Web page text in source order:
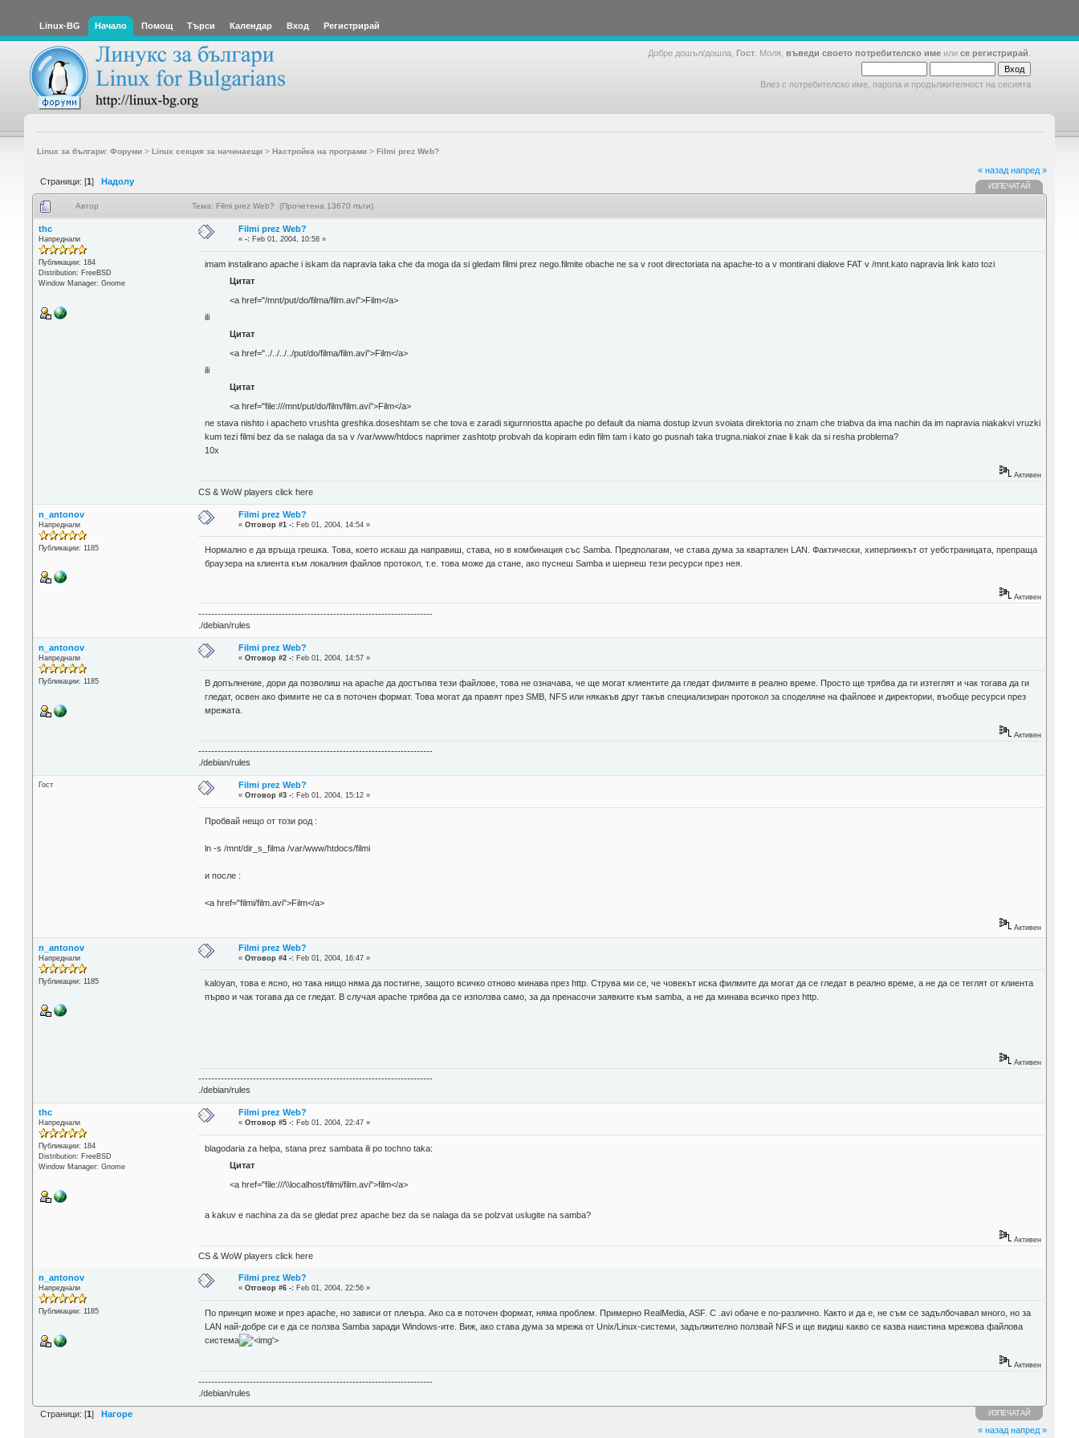
Linux-BG Начало Помощ Търси Календар Вход Регистрирай
Добре дошъл/дошла, Гост . Моля, въведи своето потребителско име или се регистрирай
Влез с потребителско име, парола и продължителност на сесията
Linux за българи: Форуми> Linux секция за начинаещи> Настройка на програми> Filmi prez Web?
Страници: [1] Надолу
« назад напред »
ИЗПЕЧАТАЙ
Автор Тема: Filmi prez Web? (Прочетена 13670 пъти)
thc
Напреднали
Публикации: 184
Distribution: FreeBSD
Window Manager: Gnome
Filmi prez Web?
«-: Feb 01, 2004, 10:58 »
imam instalirano apache i iskam da napravia taka che da moga da si gledam filmi prez nego.filmite obache ne sa v root directoriata na apache-to a v montirani dialove FAT v /mnt.kato napravia link kato tozi
Цитат
<a href="/mnt/put/do/filma/film.avi">Film</a>
ili
Цитат
<a href="../../../../put/do/filma/film.avi">Film</a>
ili
Цитат
<a href="file:///mnt/put/do/film/film.avi">Film</a>
ne stava nishto i apacheto vrushta greshka.doseshtam se che tova e zaradi sigurnnostta apache po default da niama dostup izvun svoiata direktoria no znam che triabva da ima nachin da im napravia niakakvi vruzki
kum tezi filmi bez da se nalaga da sa v /var/www/htdocs naprimer zashtotp probvah da kopiram edin film tam i kato go pusnah taka trugna.niakoi znae li kak da si resha problema?
10x
Активен
CS & WoW players click here
n_antonov
Напреднали
Публикации: 1185
Filmi prez Web?
«Отговор #1 -: Feb 01, 2004, 14:54 »
Нормално е да връща грешка. Това, което искаш да направиш, става, но в комбинация със Samba. Предполагам, че става дума за квартален LAN. Фактически, хиперлинкът от уебстраницата, препраща
браузера на клиента към локалния файлов протокол, т.е. това може да стане, ако пуснеш Samba и шернеш тези ресурси през нея.
Активен
-------------------------------------------------------------------------
./debian/rules
n_antonov
Напреднали
Публикации: 1185
Filmi prez Web?
«Отговор #2 -: Feb 01, 2004, 14:57 »
В допълнение, дори да позволиш на apache да достъпва тези файлове, това не означава, че ще могат клиентите да гледат филмите в реално време. Просто ще трябва да ги изтеглят и чак тогава да ги
гледат, освен ако фимите не са в поточен формат. Това могат да правят през SMB, NFS или някакъв друг такъв специализиран протокол за споделяне на файлове и директории, въобще ресурси през
мрежата.
Активен
-------------------------------------------------------------------------
./debian/rules
Гост Filmi prez Web?
«Отговор #3 -: Feb 01, 2004, 15:12 »
Пробвай нещо от този род :
ln -s /mnt/dir_s_filma /var/www/htdocs/filmi
и после :
<a href="filmi/film.avi">Film</a>
Активен
n_antonov
Напреднали
Публикации: 1185
Filmi prez Web?
«Отговор #4 -: Feb 01, 2004, 16:47 »
kaloyan, това е ясно, но така нищо няма да постигне, защото всичко отново минава през http. Струва ми се, че човекът иска филмите да могат да се гледат в реално време, а не да се теглят от клиента
първо и чак тогава да се гледат. В случая apache трябва да се използва само, за да пренасочи заявките към samba, а не да минава всичко през http.
Активен
-------------------------------------------------------------------------
./debian/rules
thc
Напреднали
Публикации: 184
Distribution: FreeBSD
Window Manager: Gnome
Filmi prez Web?
«Отговор #5 -: Feb 01, 2004, 22:47 »
blagodaria za helpa, stana prez sambata ili po tochno taka:
Цитат
<a href="file:///\\localhost/filmi/film.avi">film</a>
a kakuv e nachina za da se gledat prez apache bez da se nalaga da se polzvat uslugite na samba?
Активен
CS & WoW players click here
n_antonov
Напреднали
Публикации: 1185
Filmi prez Web?
«Отговор #6 -: Feb 01, 2004, 22:56 »
По принцип може и през apache, но зависи от плеъра. Ако са в поточен формат, няма проблем. Примерно RealMedia, ASF. С .avi обаче е по-различно. Както и да е, не съм се задълбочавал много, но за
LAN най-добре си е да се ползва Samba заради Windows-ите. Виж, ако става дума за мрежа от Unix/Linux-системи, задължително ползвай NFS и ще видиш какво се казва наистина мрежова файлова
система
'>
Активен
-------------------------------------------------------------------------
./debian/rules
Страници: [1] Нагоре ИЗПЕЧАТАЙ
« назад напред »